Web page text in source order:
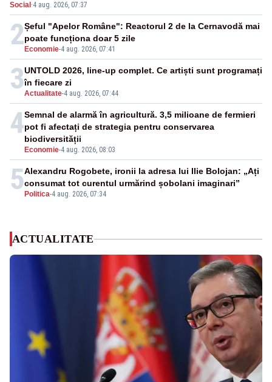
SAFE, interceptată de DNA
Social ·4 aug. 2026, 07:37
2 Economie-4 aug. 2026, 07:41
Șeful "Apelor Române": Reactorul 2 de la Cernavodă mai
poate funcționa doar 5 zile
3Actualitate-4 aug. 2026, 07:44
UNTOLD 2026, line-up complet. Ce artiști sunt programați
în fiecare zi
4
Economie-4 aug. 2026, 08:03
Semnal de alarmă în agricultură. 3,5 milioane de fermieri
pot fi afectați de strategia pentru conservarea
biodiversității
5 Politica-4 aug. 2026, 07:34
Alexandru Rogobete, ironii la adresa lui Ilie Bolojan: „Ați
consumat tot curentul urmărind șobolani imaginari”
ACTUALITATE